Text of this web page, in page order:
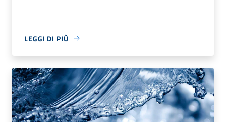
LEGGI DI PIÙ